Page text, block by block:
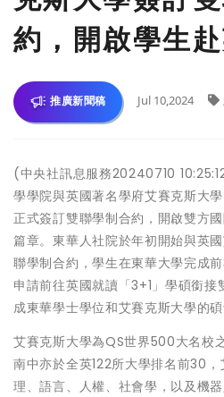
約，開啟學生
推廣新聞稿 Jul 10,2024
(中央社訊息服務20240710
學學院與英國著名學府艾賽克斯大
正式簽訂雙聯學制合約，開啟雙方
篇章。東華人社院於年初開始與英
聯學制合約，學生在東華大學完成
申請前往英國就讀「3+1」學碩銜接
成東華學士學位和艾賽克斯大學的碩
艾賽克斯大學為QS世界500大名校
南中亦於全英122所大學排名前30
理、語言、人權、社會學，以及機